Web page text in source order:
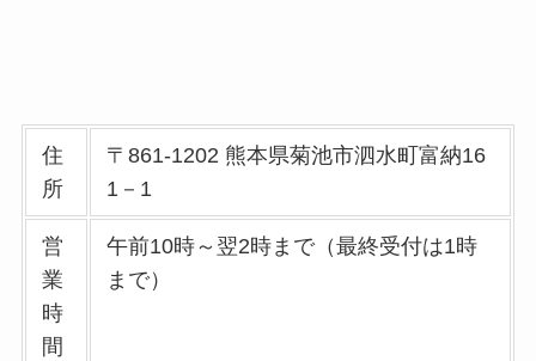
住
所
〒861-1202 熊本県菊池市泗水町富納16
1－1
営
業
時
間
午前10時～翌2時まで（最終受付は1時
まで）